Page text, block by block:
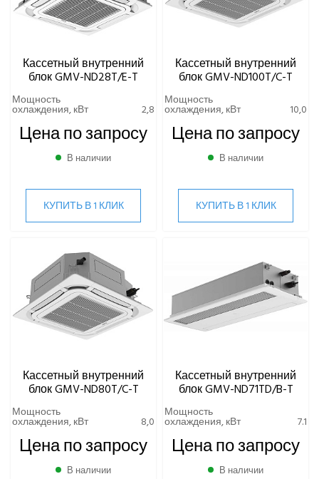
Кассетный внутренний
блок GMV-ND28T/E-T
Мощность
охлаждения, кВт 2,8
Цена по запросу
В наличии
КУПИТЬ В 1 КЛИК
Кассетный внутренний
блок GMV-ND100T/C-T
Мощность
охлаждения, кВт 10,0
Цена по запросу
В наличии
КУПИТЬ В 1 КЛИК
Кассетный внутренний
блок GMV-ND80T/C-T
Мощность
охлаждения, кВт 8,0
Цена по запросу
В наличии
Кассетный внутренний
блок GMV-ND71TD/B-T
Мощность
охлаждения, кВт 7.1
Цена по запросу
В наличии